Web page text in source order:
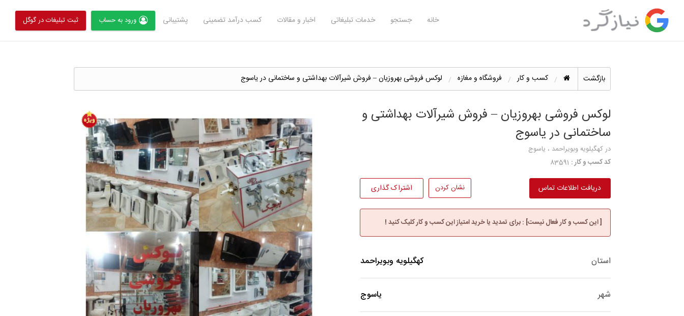
خانه جستجو خدمات تبلیغاتی اخبار و مقالات کسب درآمد تضمینی پشتیبانی ورود به حساب ثبت تبلیغات در گوگل
بازگشت کسب و کار فروشگاه و مغازه لوکس فروشی بهروزیان – فروش شیرآلات بهداشتی و ساختمانی در یاسوج
لوکس فروشی بهروزیان – فروش شیرآلات بهداشتی و
ساختمانی در یاسوج
در کهگیلویه وبویراحمد ، یاسوج
کد کسب و کار :
دریافت اطلاعات تماس نشان کردن اشتراک گذاری
[ این کسب و کار فعال نیست] : برای تمدید یا خرید امتیاز این کسب و کار کلیک کنید !
استان کهگیلویه وبویراحمد
شهر یاسوج